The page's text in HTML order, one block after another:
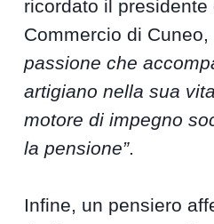
ricordato il
Commercio di Cuneo,
passione che
artigiano nella sua
motore di impegno
la pensione”.
Infine, un pensiero